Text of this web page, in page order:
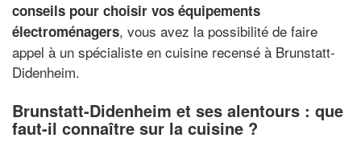
conseils pour choisir vos équipements
électroménagers, vous avez la possibilité de faire
appel à un spécialiste en cuisine recensé à Brunstatt-
Didenheim.
Brunstatt-Didenheim et ses alentours : que
faut-il connaître sur la cuisine ?